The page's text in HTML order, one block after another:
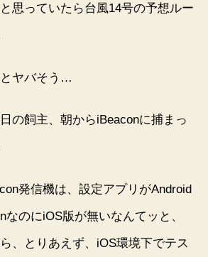
思っていたら台風14号の予想ルー
ヤバそう…
の飼主、朝からiBeaconに捕まっ
発信機は、設定アプリがAndroid
なのにiOS版が無いなんてッと、
、とりあえず、iOS環境下でテス